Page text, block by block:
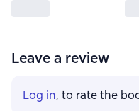
Leave a review
Log in, to rate the